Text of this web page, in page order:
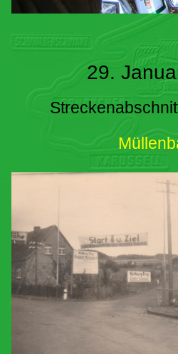
29.